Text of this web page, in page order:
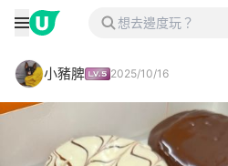
小豬脾 2025/10/16